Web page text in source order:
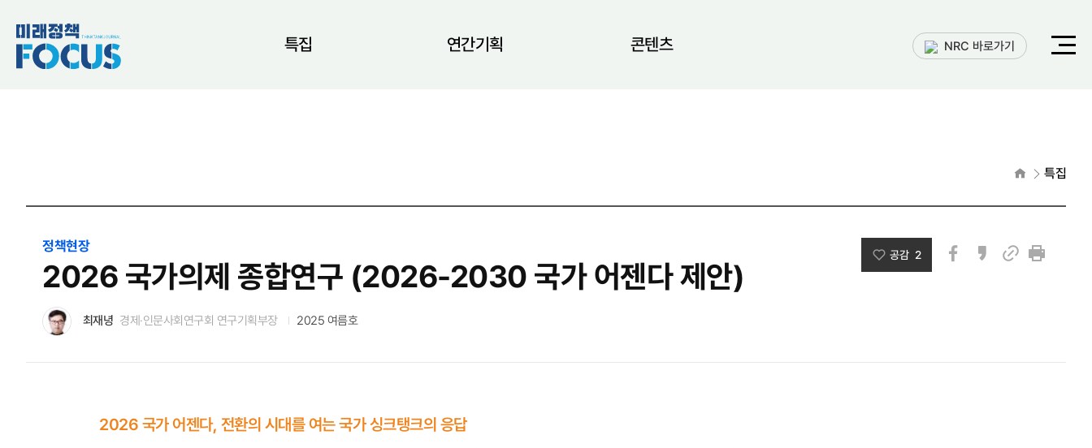
특집 연간기획 콘텐츠 NRC 바로가기
전체메
열기
홈으로
특집
정책현장
2026 국가의제 종합연구 (2026-2030 국가 어젠다 제안)
최재녕 경제·인문사회연구회 연구기획부장 2025 여름호
공감 2
2026 국가 어젠다, 전환의 시대를 여는 국가 싱크탱크의 응답